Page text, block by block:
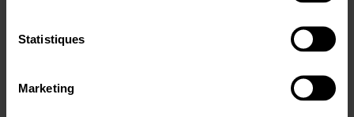
Statistiques
Marketing